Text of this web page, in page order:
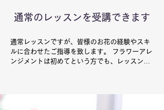
通常のレッスンを受講できます
通常レッスンですが、皆様のお花の経験やスキ
ルに合わせたご指導を致します。 フラワーアレ
ンジメントは初めてという方でも、レッスンの